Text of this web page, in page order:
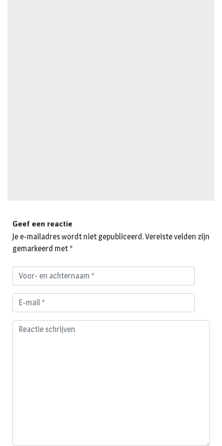
Geef een reactie
Je e-mailadres wordt niet gepubliceerd.Vereiste velden zijn
gemarkeerd met *